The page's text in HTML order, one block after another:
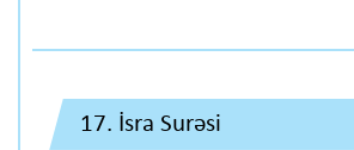
17. İsra Surəsi